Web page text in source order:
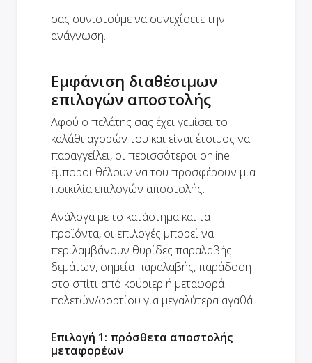
σας συνιστούμε να συνεχίσετε την
ανάγνωση.
Εμφάνιση διαθέσιμων
επιλογών αποστολής
Αφού ο πελάτης σας έχει γεμίσει το
καλάθι αγορών του και είναι έτοιμος να
παραγγείλει, οι περισσότεροι online
έμποροι θέλουν να του προσφέρουν μια
ποικιλία επιλογών αποστολής.
Ανάλογα με το κατάστημα και τα
προϊόντα, οι επιλογές μπορεί να
περιλαμβάνουν θυρίδες παραλαβής
δεμάτων, σημεία παραλαβής, παράδοση
στο σπίτι από κούριερ ή μεταφορά
παλετών/φορτίου για μεγαλύτερα αγαθά.
Επιλογή 1: πρόσθετα αποστολής
μεταφορέων